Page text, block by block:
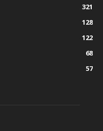
321
128
122
68
57